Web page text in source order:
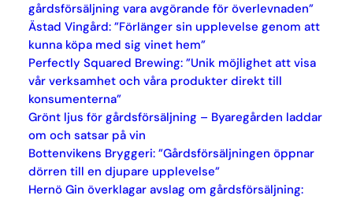
gårdsförsäljning vara avgörande för överlevnaden”
Ästad Vingård: ”Förlänger sin upplevelse genom att
kunna köpa med sig vinet hem”
Perfectly Squared Brewing: ”Unik möjlighet att visa
vår verksamhet och våra produkter direkt till
konsumenterna”
Grönt ljus för gårdsförsäljning – Byaregården laddar
om och satsar på vin
Bottenvikens Bryggeri: ”Gårdsförsäljningen öppnar
dörren till en djupare upplevelse”
Hernö Gin överklagar avslag om gårdsförsäljning: